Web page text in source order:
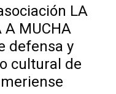
LA
A MUCHA
defensa y
cultural de